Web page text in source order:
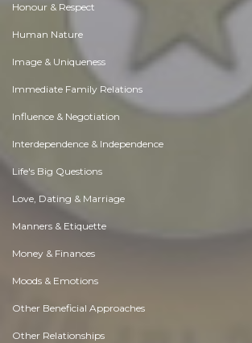
Honour & Respect
Human Nature
Image & Uniqueness
Immediate Family Relations
Influence & Negotiation
Interdependence & Independence
Life's Big Questions
Love, Dating & Marriage
Manners & Etiquette
Money & Finances
Moods & Emotions
Other Beneficial Approaches
Other Relationships